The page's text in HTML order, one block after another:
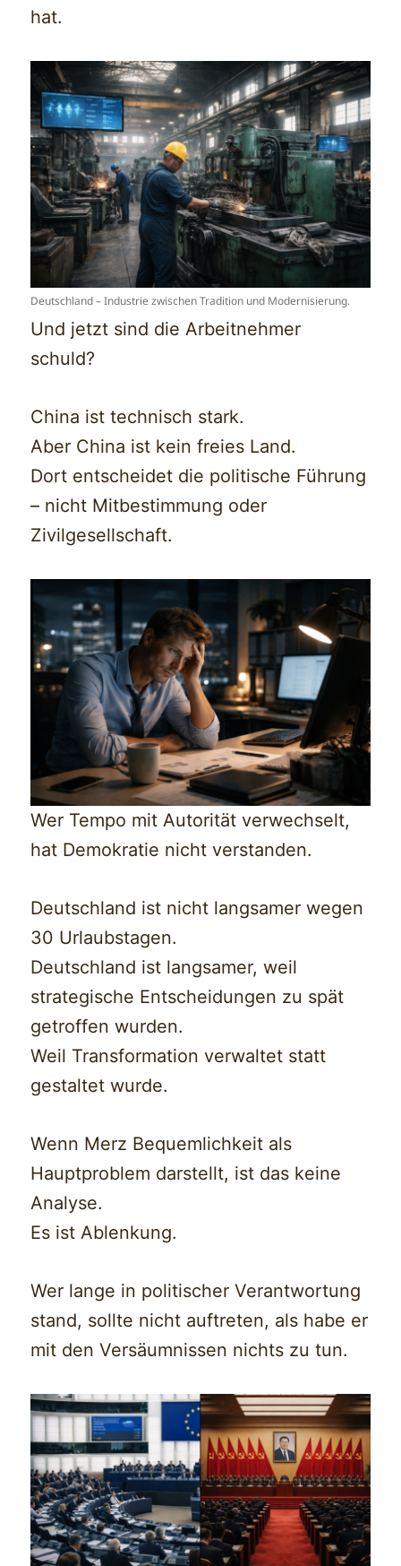
hat.
Deutschland – Industrie zwischen Tradition und Modernisierung.
Und jetzt sind die Arbeitnehmer
schuld?
China ist technisch stark.
Aber China ist kein freies Land.
Dort entscheidet die politische Führung
– nicht Mitbestimmung oder
Zivilgesellschaft.
Wer Tempo mit Autorität verwechselt,
hat Demokratie nicht verstanden.
Deutschland ist nicht langsamer wegen
30 Urlaubstagen.
Deutschland ist langsamer, weil
strategische Entscheidungen zu spät
getroffen wurden.
Weil Transformation verwaltet statt
gestaltet wurde.
Wenn Merz Bequemlichkeit als
Hauptproblem darstellt, ist das keine
Analyse.
Es ist Ablenkung.
Wer lange in politischer Verantwortung
stand, sollte nicht auftreten, als habe er
mit den Versäumnissen nichts zu tun.